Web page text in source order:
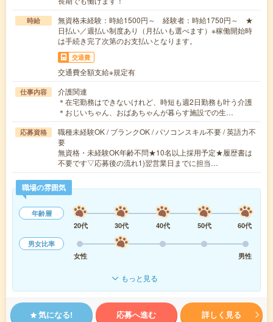
時給
無資格未経験：時給1500円～ 経験者：時給1750円～ ★
日払い／週払い制度あり（月払いも選べます）※稼働開始時
は手続き完了次第のお支払いとなります。
交通費
交通費全額支給※規定有
仕事内容
介護関連
＊在宅勤務はできないけれど、時短も週2日勤務も叶う介護
＊おじいちゃん、おばあちゃんが暮らす施設での生…
応募資格
職種未経験OK / ブランクOK / パソコンスキル不要 / 英語力不
要
無資格・未経験OK年齢不問★10名以上採用予定★履歴書は
不要です▽応募後の流れ1)翌営業日までに担当…
職場の雰囲気
年齢層
20代
30代 40代 50代
60代
男女比率
女性
男性
もっと見る
気になる! 応募へ進む 詳しく見る